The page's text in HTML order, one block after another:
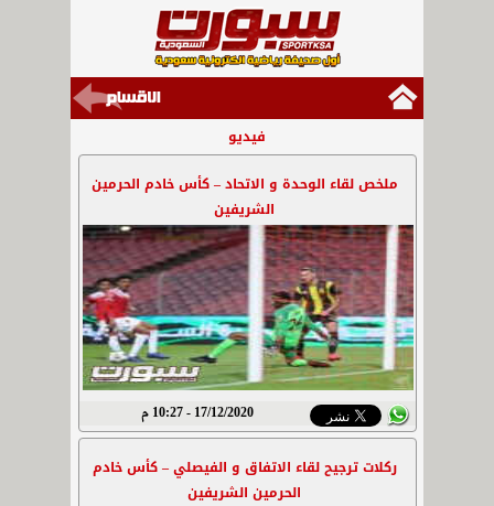
فيديو
ملخص لقاء الوحدة و الاتحاد – كأس خادم الحرمين
الشريفين
17/12/2020 - 10:27 م
ركلات ترجيح لقاء الاتفاق و الفيصلي – كأس خادم
الحرمين الشريفين